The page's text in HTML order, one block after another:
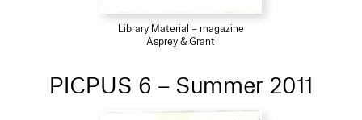
Library Material – magazine
Asprey & Grant
PICPUS 6 – Summer 2011